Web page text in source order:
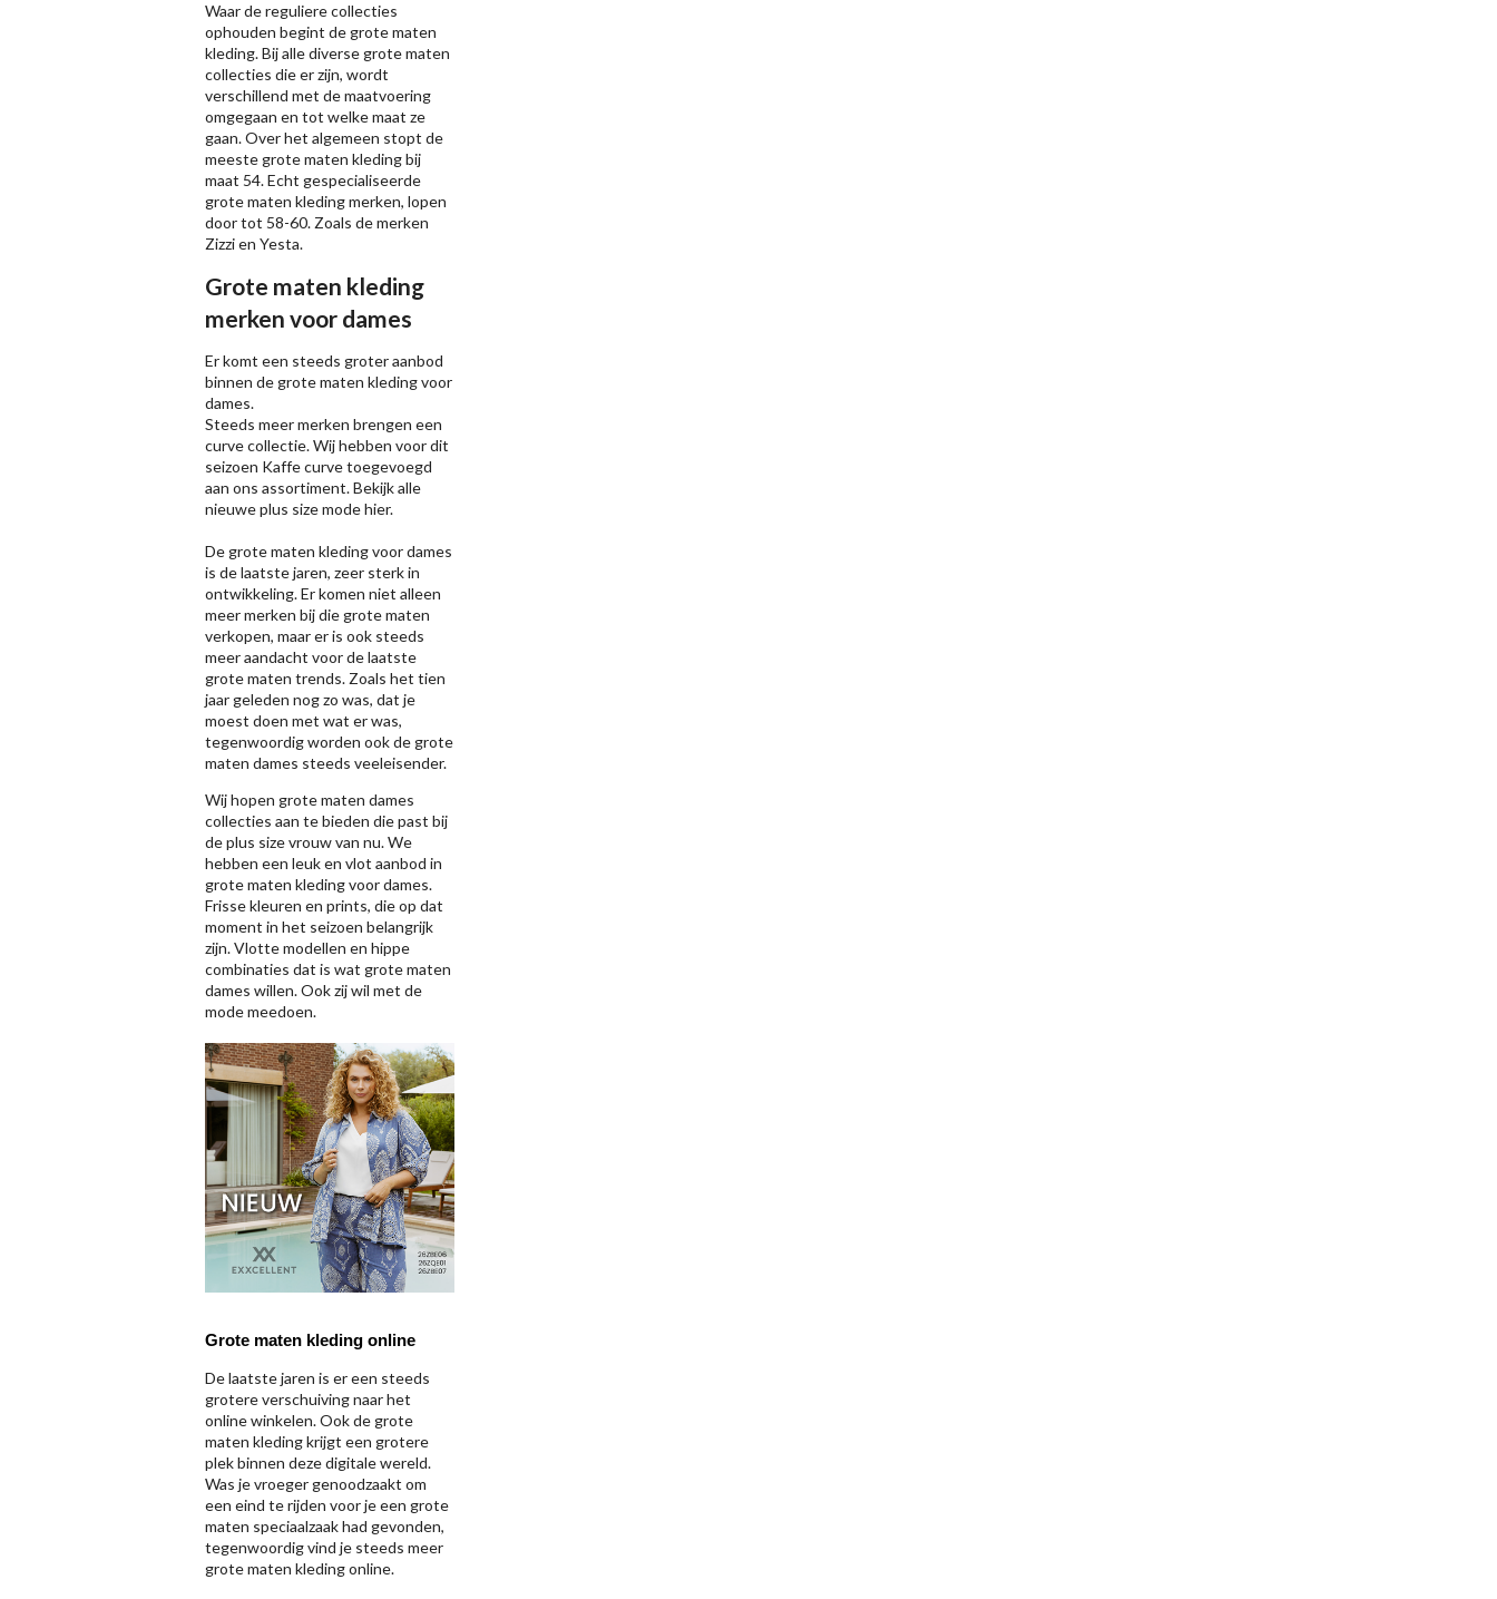
Waar de reguliere collecties
ophouden begint de grote maten
kleding. Bij alle diverse grote maten
collecties die er zijn, wordt
verschillend met de maatvoering
omgegaan en tot welke maat ze
gaan. Over het algemeen stopt de
meeste grote maten kleding bij
maat 54. Echt gespecialiseerde
grote maten kleding merken, lopen
door tot 58-60. Zoals de merken
Zizzien Yesta.
Grote maten kleding
merken voor dames
Er komt een steeds groter aanbod
binnen de grote maten kleding voor
dames.
Steeds meer merken brengen een
curve collectie. Wij hebben voor dit
seizoen Kaffecurve toegevoegd
aan ons assortiment. Bekijk alle
nieuweplus size modehier.
De grote maten kleding voor dames
is de laatste jaren, zeer sterk in
ontwikkeling. Er komen niet alleen
meer merken bij die grote maten
verkopen, maar er is ook steeds
meer aandacht voor de laatste
grote maten trends. Zoals het tien
jaar geleden nog zo was, dat je
moest doen met wat er was,
tegenwoordig worden ook de grote
maten dames steeds veeleisender.
Wij hopen grote maten dames
collecties aan te bieden die past bij
de plus size vrouw van nu. We
hebben een leuk en vlot aanbod in
grote maten kleding voor dames.
Frisse kleuren en prints, die op dat
moment in het seizoen belangrijk
zijn. Vlotte modellen en hippe
combinaties dat is wat grote maten
dames willen. Ook zij wil met de
mode meedoen.
Grote maten kleding online
De laatste jaren is er een steeds
grotere verschuiving naar het
online winkelen. Ook de grote
maten kleding krijgt een grotere
plek binnen deze digitale wereld.
Was je vroeger genoodzaakt om
een eind te rijden voor je een grote
maten speciaalzaak had gevonden,
tegenwoordig vind je steeds meer
grote maten kleding online.